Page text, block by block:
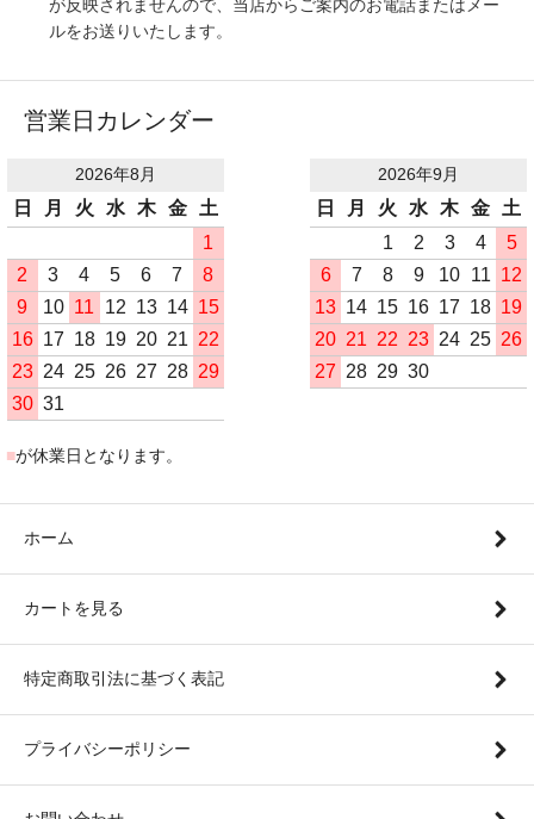
が反映されませんので、当店からご案内のお電話またはメー
ルをお送りいたします。
営業日カレンダー
2026年8月
日 月 火 水 木 金
土
1
2
3 4 5 6 7
8
9
10 11 12 13 14 15
16 17 18 19 20 21 22
23 24 25 26 27 28 29
30 31
2026年9月
日 月 火 水 木 金
土
1
2 3 4
5
6
7 8 9 10 11 12
13 14 15 16 17 18 19
20 21 22 23 24 25 26
27 28 29 30
■が休業日となります。
ホーム
カートを見る
特定商取引法に基づく表記
プライバシーポリシー